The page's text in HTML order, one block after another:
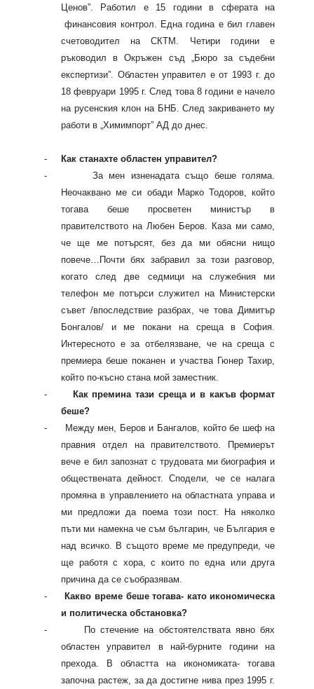
Ценов”. Работил е 15 години в сферата на
финансовия контрол. Една година е бил главен
счетоводител на СКТМ. Четири години е
ръководил в Окръжен съд „Бюро за съдебни
експертизи”. Областен управител е от 1993 г. до
18 февруари 1995 г. След това 8 години е начело
на русенския клон на БНБ. След закриването му
работи в „Химимпорт” АД до днес.
-
Как станахте областен управител?
-
За мен изненадата също беше голяма.
Неочаквано ме си обади Марко Тодоров, който
тогава беше просветен министър в
правителството на Любен Беров. Каза ми само,
че ще ме потърсят, без да ми обясни нищо
повече…Почти бях забравил за този разговор,
когато след две седмици на служебния ми
телефон ме потърси служител на Министерски
съвет /впоследствие разбрах, че това Димитър
Бонгалов/ и ме покани на среща в София.
Интересното е за отбелязване, че на среща с
премиера беше поканен и участва Гюнер Тахир,
който по-късно стана мой заместник.
-
Как премина тази среща и в какъв формат
беше?
-
Между мен, Беров и Бангалов, който бе шеф на
правния отдел на правителството. Премиерът
вече е бил запознат с трудовата ми биография и
обществената дейност. Сподели, че се налага
промяна в управлението на областната управа и
ми предложи да поема този пост. На няколко
пъти ми намекна че съм българин, че България е
над всичко. В същото време ме предупреди, че
ще работя с хора, с които по една или друга
причина да се съобразявам.
-
Какво време беше тогава- като икономическа
и политическа обстановка?
-
По стечение на обстоятелствата явно бях
областен управител в най-бурните години на
прехода. В областта на икономиката- тогава
започна растеж, за да достигне нива през 1995 г.